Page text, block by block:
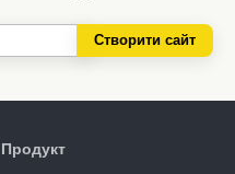
Створити сайт
Продукт